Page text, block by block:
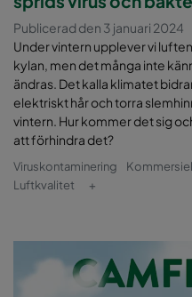
Publicerad den 3 januari 2024
Under vintern upplever vi
kylan, men det många inte
ändras. Det kalla klimatet
elektriskt hår och torra
vintern. Hur kommer det sig
att förhindra det?
Viruskontaminering
Luftkvalitet
+